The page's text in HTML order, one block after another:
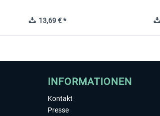
13,69 € *
INFORMATIONEN
Kontakt
Presse